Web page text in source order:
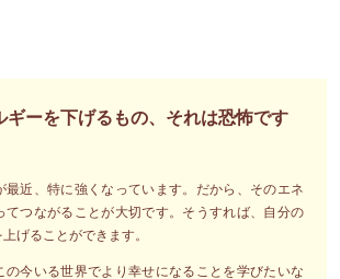
ギーを下げるもの、それは恐怖です
最近、特に強くなっています。だから、そのエネ
てつながることが大切です。そうすれば、自分の
げることができます。
の今いる世界でより幸せになることを学びたいな